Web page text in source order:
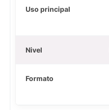
Uso principal
Nivel
Formato